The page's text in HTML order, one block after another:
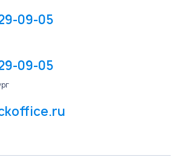
09-05
09-05